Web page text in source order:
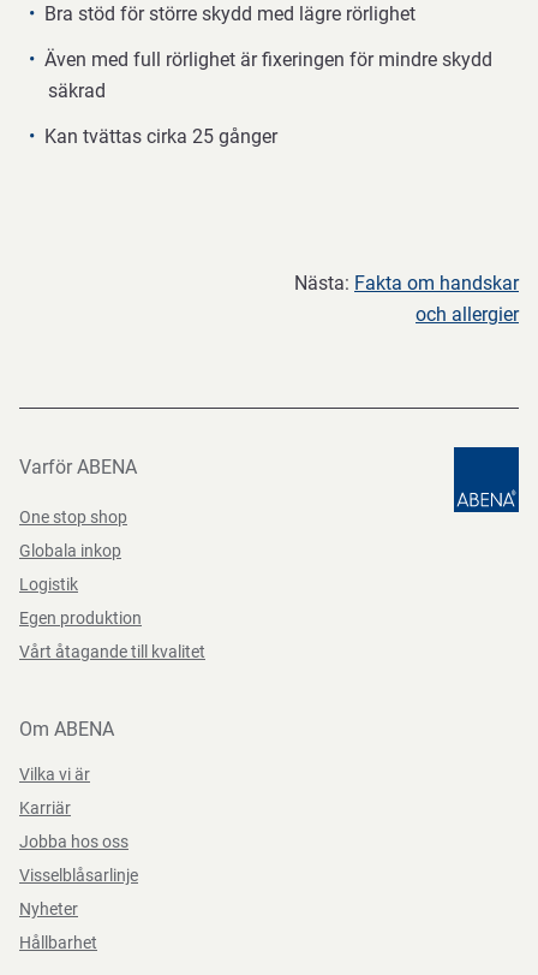
Bra stöd för större skydd med lägre rörlighet
Även med full rörlighet är fixeringen för mindre skydd
säkrad
Kan tvättas cirka 25 gånger
Nästa: Fakta om handskar
och allergier
Varför ABENA
One stop shop
Globala inkop
Logistik
Egen produktion
Vårt åtagande till kvalitet
Om ABENA
Vilka vi är
Karriär
Jobba hos oss
Visselblåsarlinje
Nyheter
Hållbarhet